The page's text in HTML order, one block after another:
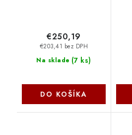
Na sklade (7 ks)
€203,41 bez DPH
€250,19
DO KOŠÍKA